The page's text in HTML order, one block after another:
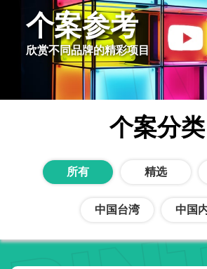
个案参考
欣赏不同品牌的精彩项目
个案分类
所有 精选
中国台湾 中国